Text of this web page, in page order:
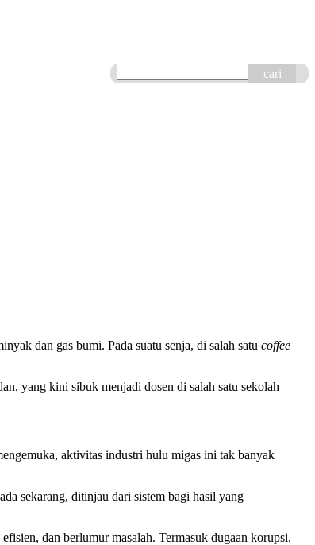
cari
dan gas bumi. Pada suatu senja, di salah satu coffee
yang kini sibuk menjadi dosen di salah satu sekolah
aktivitas industri hulu migas ini tak banyak
sekarang, ditinjau dari sistem bagi hasil yang
dan berlumur masalah. Termasuk dugaan korupsi.